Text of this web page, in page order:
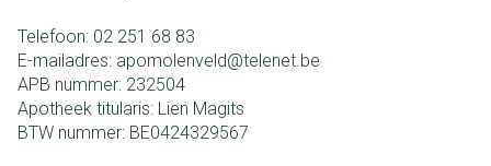
Telefoon: 02 251 68 83
E-mailadres: apomolenveld@telenet.be
APB nummer: 232504
Apotheek titularis: Lien Magits
BTW nummer: BE0424329567